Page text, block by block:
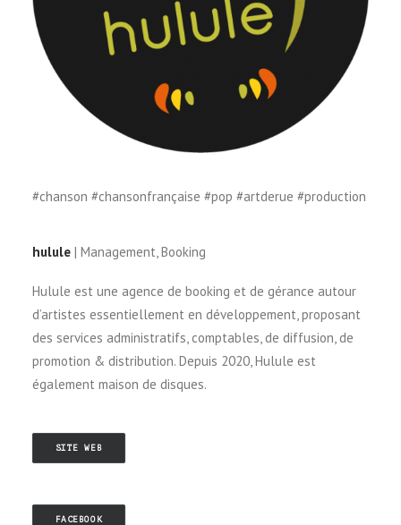
#chanson #chansonfrançaise #pop #artderue #production
hulule | Management, Booking
Hulule est une agence de booking et de gérance autour
d’artistes essentiellement en développement, proposant
des services administratifs, comptables, de diffusion, de
promotion & distribution. Depuis 2020, Hulule est
également maison de disques.
SITE WEB
FACEBOOK